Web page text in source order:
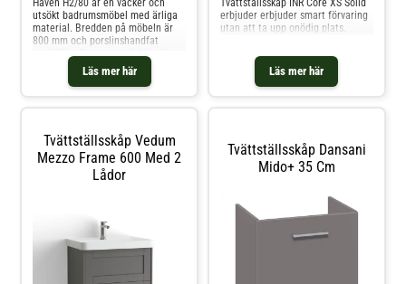
Läs mer här
Haven H2/80 är en vacker och
utsökt badrumsmöbel med ärliga
material. Bredden på möbeln är
800 mm och porslinshandfat
medföljer. Passar utmärkt i alla
typer av badrum.
Läs mer här
Tvättställsskåp INR Core XS Solid
erbjuder erbjuder smart förvaring
utan att ta upp onödig plats.
Tvättställsskåp Vedum
Mezzo Frame 600 Med 2
Lådor
Tvättställsskåp Dansani
Mido+ 35 Cm